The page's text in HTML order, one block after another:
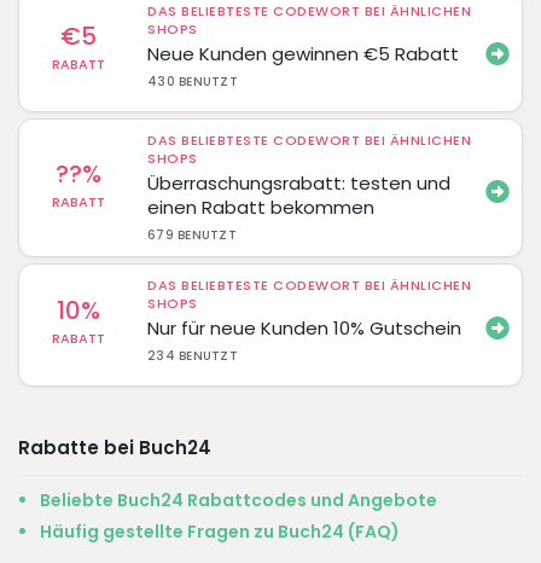
€5
RABATT
DAS BELIEBTESTE CODEWORT BEI ÄHNLICHEN
SHOPS
Neue Kunden gewinnen €5 Rabatt
430 BENUTZT
??%
RABATT
DAS BELIEBTESTE CODEWORT BEI ÄHNLICHEN
SHOPS
Überraschungsrabatt: testen und
einen Rabatt bekommen
679 BENUTZT
10%
RABATT
DAS BELIEBTESTE CODEWORT BEI ÄHNLICHEN
SHOPS
Nur für neue Kunden 10% Gutschein
234 BENUTZT
Rabatte bei Buch24
Beliebte Buch24 Rabattcodes und Angebote
Häufig gestellte Fragen zu Buch24 (FAQ)